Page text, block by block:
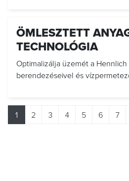
ÖMLESZTETT
TECHNOLÓGIA
Optimalizálja üzemét a
berendezéseivel és
1 2 3 4 5 6 7